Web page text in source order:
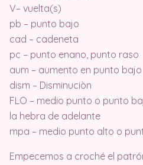
V– vuelta(s)
pb – punto bajo
cad – cadeneta
pc – punto enano, punto raso
aum – aumento en punto bajo
dism – Disminuciòn
FLO – medio punto o punto
la hebra de adelante
mpa – medio punto alto o
Empecemos a croché el